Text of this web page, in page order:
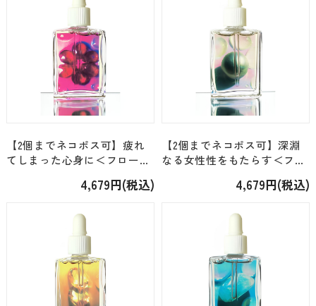
【2個までネコポス可】疲れ
てしまった心身に＜フローラ
4,679円(税込)
【2個までネコポス可】深淵
なる女性性をもたらす＜フロ
ックパール」 [15ml]4,679円(税込)